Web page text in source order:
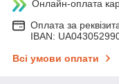
Онлайн-оплата
Оплата за
IBAN:
Всі умови оплати